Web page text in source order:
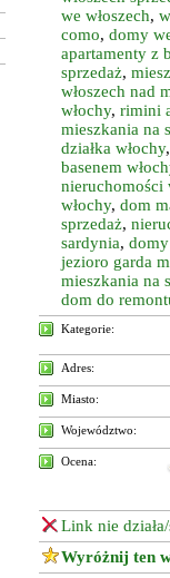
we włoszech,
como, domy
apartamenty z
sprzedaż,
włoszech nad
włochy, rimini
mieszkania na
działka włochy
basenem
nieruchomości
włochy, dom
sprzedaż,
sardynia,
jezioro garda
mieszkania na
dom do
Kategorie:
Adres:
Miasto:
Województwo:
Ocena:
Link nie
Wyróżnij ten